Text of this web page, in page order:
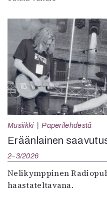
Musiikki Paperilehdestä
Eräänlainen
2–3/2026
Nelikymppinen
haastateltavana.